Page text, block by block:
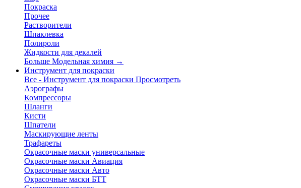
Покраска
Прочее
Растворители
Шпаклевка
Полироли
Жидкости для декалей
Больше Модельная химия →
Инструмент для покраски
Все - Инструмент для покраски Просмотреть
Аэрографы
Компрессоры
Шланги
Кисти
Шпатели
Маскирующие ленты
Трафареты
Окрасочные маски универсальные
Окрасочные маски Авиация
Окрасочные маски Авто
Окрасочные маски БТТ